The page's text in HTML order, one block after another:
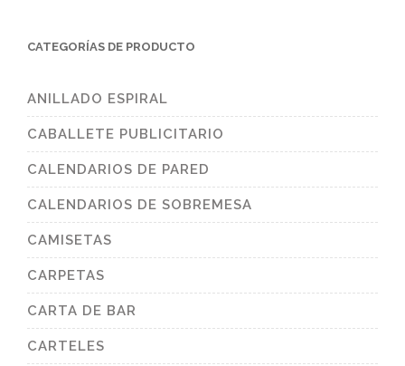
CATEGORÍAS DE PRODUCTO
ANILLADO ESPIRAL
CABALLETE PUBLICITARIO
CALENDARIOS DE PARED
CALENDARIOS DE SOBREMESA
CAMISETAS
CARPETAS
CARTA DE BAR
CARTELES